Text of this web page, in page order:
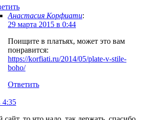
Анастасия Корфиати:
29 марта 2015 в 0:44
Поищите в платьях, может это вам
понравится:
https://korfiati.ru/2014/05/plate-v-stile-
boho/
Ответить
4:35